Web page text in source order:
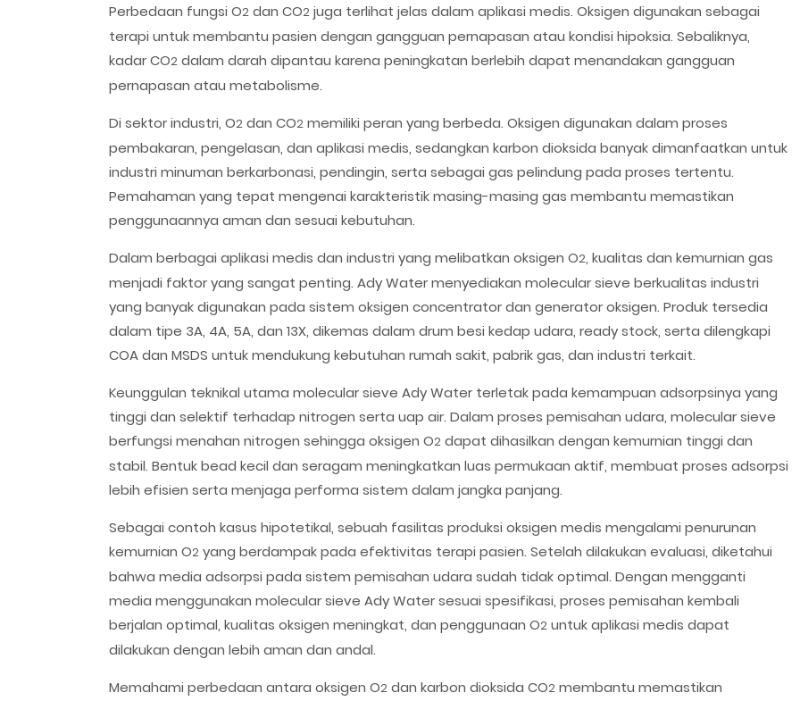
Perbedaan fungsi O2 dan CO2 juga terlihat jelas dalam aplikasi medis. Oksigen digunakan sebagai
terapi untuk membantu pasien dengan gangguan pernapasan atau kondisi hipoksia. Sebaliknya,
kadar CO2 dalam darah dipantau karena peningkatan berlebih dapat menandakan gangguan
pernapasan atau metabolisme.
Di sektor industri, O2 dan CO2 memiliki peran yang berbeda. Oksigen digunakan dalam proses
pembakaran, pengelasan, dan aplikasi medis, sedangkan karbon dioksida banyak dimanfaatkan untuk
industri minuman berkarbonasi, pendingin, serta sebagai gas pelindung pada proses tertentu.
Pemahaman yang tepat mengenai karakteristik masing-masing gas membantu memastikan
penggunaannya aman dan sesuai kebutuhan.
Dalam berbagai aplikasi medis dan industri yang melibatkan oksigen O2, kualitas dan kemurnian gas
menjadi faktor yang sangat penting. Ady Water menyediakan molecular sieve berkualitas industri
yang banyak digunakan pada sistem oksigen concentrator dan generator oksigen. Produk tersedia
dalam tipe 3A, 4A, 5A, dan 13X, dikemas dalam drum besi kedap udara, ready stock, serta dilengkapi
COA dan MSDS untuk mendukung kebutuhan rumah sakit, pabrik gas, dan industri terkait.
Keunggulan teknikal utama molecular sieve Ady Water terletak pada kemampuan adsorpsinya yang
tinggi dan selektif terhadap nitrogen serta uap air. Dalam proses pemisahan udara, molecular sieve
berfungsi menahan nitrogen sehingga oksigen O2 dapat dihasilkan dengan kemurnian tinggi dan
stabil. Bentuk bead kecil dan seragam meningkatkan luas permukaan aktif, membuat proses adsorpsi
lebih efisien serta menjaga performa sistem dalam jangka panjang.
Sebagai contoh kasus hipotetikal, sebuah fasilitas produksi oksigen medis mengalami penurunan
kemurnian O2 yang berdampak pada efektivitas terapi pasien. Setelah dilakukan evaluasi, diketahui
bahwa media adsorpsi pada sistem pemisahan udara sudah tidak optimal. Dengan mengganti
media menggunakan molecular sieve Ady Water sesuai spesifikasi, proses pemisahan kembali
berjalan optimal, kualitas oksigen meningkat, dan penggunaan O2 untuk aplikasi medis dapat
dilakukan dengan lebih aman dan andal.
Memahami perbedaan antara oksigen O2 dan karbon dioksida CO2 membantu memastikan